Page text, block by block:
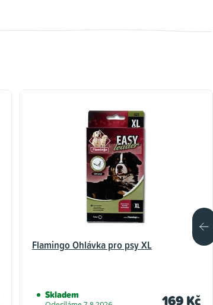
Flamingo Ohlávka pro psy XL
Skladem 169 Kč